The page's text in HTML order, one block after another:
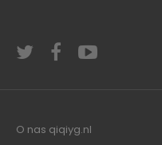
O nas qiqiyg.nl